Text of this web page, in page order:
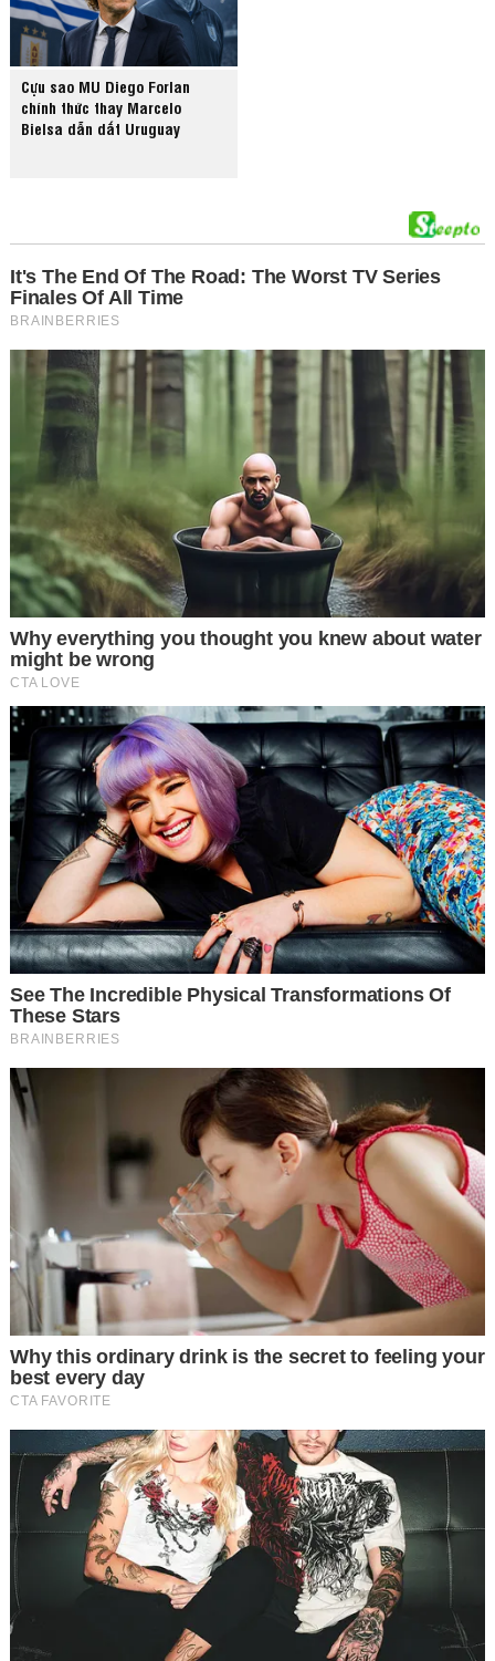
Cựu sao MU Diego Forlan
chính thức thay Marcelo
Bielsa dẫn dắt Uruguay